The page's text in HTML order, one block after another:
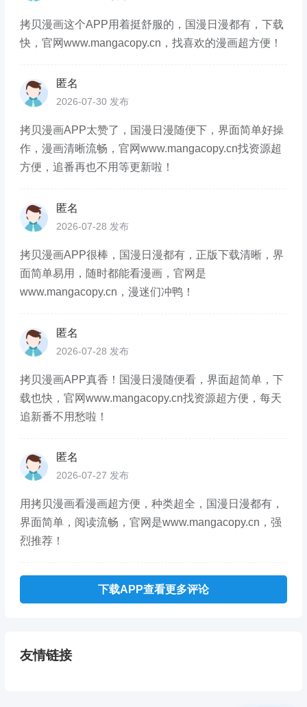
拷贝漫画这个APP用着挺舒服的，国漫日漫都有，下载
快，官网www.mangacopy.cn，找喜欢的漫画超方便！
匿名
2026-07-30 发布
拷贝漫画APP太赞了，国漫日漫随便下，界面简单好操
作，漫画清晰流畅，官网www.mangacopy.cn找资源超
方便，追番再也不用等更新啦！
匿名
2026-07-28 发布
拷贝漫画APP很棒，国漫日漫都有，正版下载清晰，界
面简单易用，随时都能看漫画，官网是
www.mangacopy.cn，漫迷们冲鸭！
匿名
2026-07-28 发布
拷贝漫画APP真香！国漫日漫随便看，界面超简单，下
载也快，官网www.mangacopy.cn找资源超方便，每天
追新番不用愁啦！
匿名
2026-07-27 发布
用拷贝漫画看漫画超方便，种类超全，国漫日漫都有，
界面简单，阅读流畅，官网是www.mangacopy.cn，强
烈推荐！
下载APP查看更多评论
友情链接